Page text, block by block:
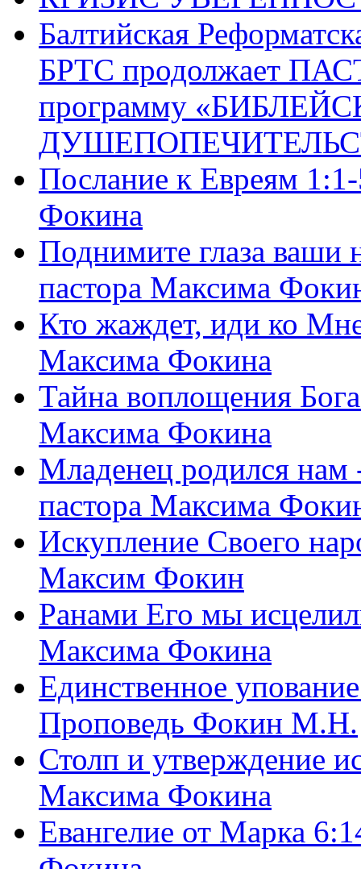
Балтийская
БРТС продолжает
программу
Послание к Евреям
Фокина
Поднимите глаза ваши
пастора Максима
Кто жаждет, иди ко
Максима Фокина
Тайна воплощения
Максима Фокина
Младенец родился
пастора Максима
Искупление Своего
Максим Фокин
Ранами Его мы
Максима Фокина
Единственное
Проповедь Фокин М.Н.
Столп и утверждение
Максима Фокина
Евангелие от Марка